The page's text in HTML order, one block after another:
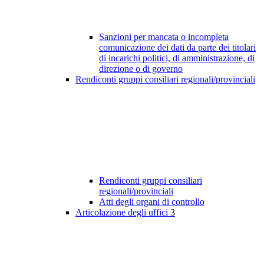
Sanzioni per mancata o incompleta
comunicazione dei dati da parte dei titolari
di incarichi politici, di amministrazione, di
direzione o di governo
Rendiconti gruppi consiliari regionali/provinciali
Rendiconti gruppi consiliari
regionali/provinciali
Atti degli organi di controllo
Articolazione degli uffici 3